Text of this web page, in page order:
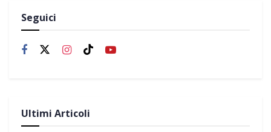
Seguici
Ultimi Articoli